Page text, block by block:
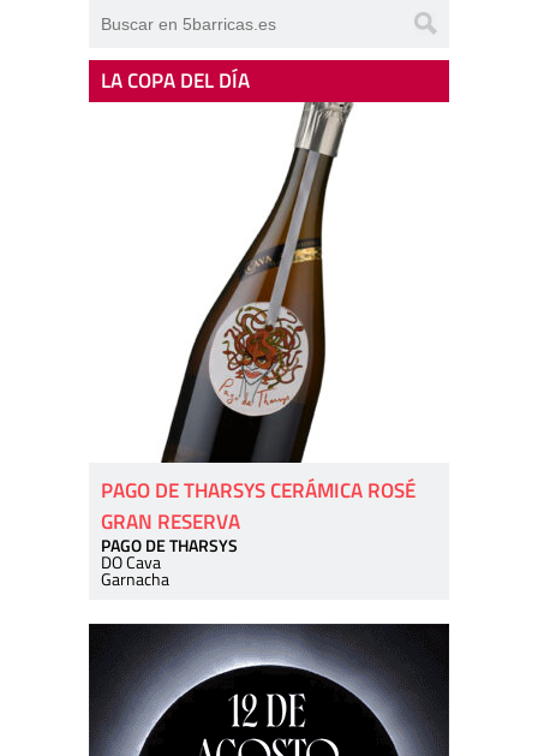
LA COPA DEL DÍA
PAGO DE THARSYS CERÁMICA ROSÉ
GRAN RESERVA
PAGO DE THARSYS
DO Cava
Garnacha